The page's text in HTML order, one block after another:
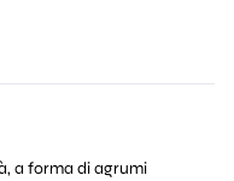
a forma di agrumi